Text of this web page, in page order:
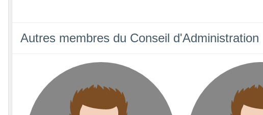
Autres membres du Conseil d'Administration